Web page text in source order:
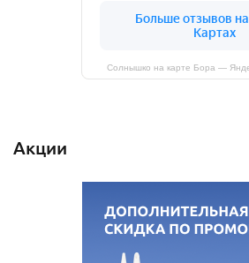
Солнышко на карте Бора —
Акции